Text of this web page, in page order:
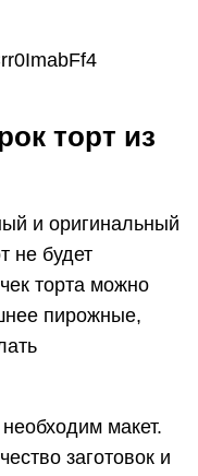
торт из
и оригинальный
не будет
торта можно
пирожные,
макет.
заготовок и